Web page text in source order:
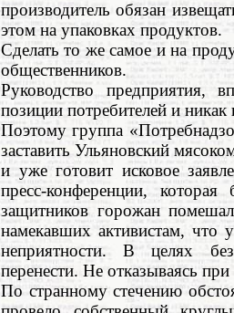
производитель обязан
этом на упаковках продуктов.
Сделать то же самое и на
общественников.
Руководство предприятия,
позиции потребителей и никак
Поэтому группа
заставить Ульяновский
и уже готовит исковое
пресс-конференции,
защитников горожан
намекавших активистам, что
неприятности. В целях
перенести. Не отказываясь
По странному стечению